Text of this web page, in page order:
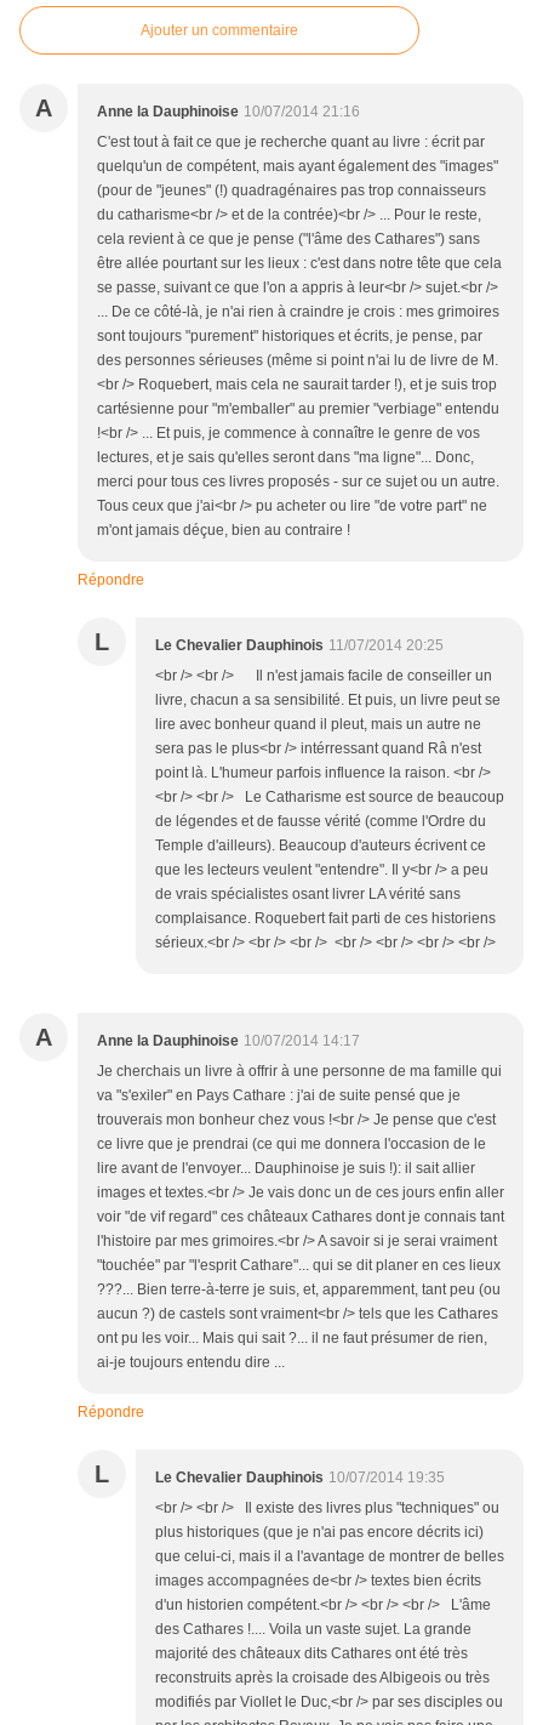
Ajouter un commentaire
A Anne la Dauphinoise 10/07/2014 21:16
C'est tout à fait ce que je recherche quant au livre : écrit par
quelqu'un de compétent, mais ayant également des "images"
(pour de "jeunes" (!) quadragénaires pas trop connaisseurs
du catharisme<br /> et de la contrée)<br /> ... Pour le reste,
cela revient à ce que je pense ("l'âme des Cathares") sans
être allée pourtant sur les lieux : c'est dans notre tête que cela
se passe, suivant ce que l'on a appris à leur<br /> sujet.<br />
... De ce côté-là, je n'ai rien à craindre je crois : mes grimoires
sont toujours "purement" historiques et écrits, je pense, par
des personnes sérieuses (même si point n'ai lu de livre de M.
<br /> Roquebert, mais cela ne saurait tarder !), et je suis trop
cartésienne pour "m'emballer" au premier "verbiage" entendu
!<br /> ... Et puis, je commence à connaître le genre de vos
lectures, et je sais qu'elles seront dans "ma ligne"... Donc,
merci pour tous ces livres proposés - sur ce sujet ou un autre.
Tous ceux que j'ai<br /> pu acheter ou lire "de votre part" ne
m'ont jamais déçue, bien au contraire !
Répondre
L Le Chevalier Dauphinois 11/07/2014 20:25
<br /> <br /> Il n'est jamais facile de conseiller un
livre, chacun a sa sensibilité. Et puis, un livre peut se
lire avec bonheur quand il pleut, mais un autre ne
sera pas le plus<br /> intérressant quand Râ n'est
point là. L'humeur parfois influence la raison. <br />
<br /> <br /> Le Catharisme est source de beaucoup
de légendes et de fausse vérité (comme l'Ordre du
Temple d'ailleurs). Beaucoup d'auteurs écrivent ce
que les lecteurs veulent "entendre". Il y<br /> a peu
de vrais spécialistes osant livrer LA vérité sans
complaisance. Roquebert fait parti de ces historiens
sérieux.<br /> <br /> <br /> <br /> <br /> <br /> <br />
A Anne la Dauphinoise 10/07/2014 14:17
Je cherchais un livre à offrir à une personne de ma famille qui
va "s'exiler" en Pays Cathare : j'ai de suite pensé que je
trouverais mon bonheur chez vous !<br /> Je pense que c'est
ce livre que je prendrai (ce qui me donnera l'occasion de le
lire avant de l'envoyer... Dauphinoise je suis !): il sait allier
images et textes.<br /> Je vais donc un de ces jours enfin aller
voir "de vif regard" ces châteaux Cathares dont je connais tant
l'histoire par mes grimoires.<br /> A savoir si je serai vraiment
"touchée" par "l'esprit Cathare"... qui se dit planer en ces lieux
???... Bien terre-à-terre je suis, et, apparemment, tant peu (ou
aucun ?) de castels sont vraiment<br /> tels que les Cathares
ont pu les voir... Mais qui sait ?... il ne faut présumer de rien,
ai-je toujours entendu dire ...
Répondre
L Le Chevalier Dauphinois 10/07/2014 19:35
<br /> <br /> Il existe des livres plus "techniques" ou
plus historiques (que je n'ai pas encore décrits ici)
que celui-ci, mais il a l'avantage de montrer de belles
images accompagnées de<br /> textes bien écrits
d'un historien compétent.<br /> <br /> <br /> L'âme
des Cathares !.... Voila un vaste sujet. La grande
majorité des châteaux dits Cathares ont été très
reconstruits après la croisade des Albigeois ou très
modifiés par Viollet le Duc,<br /> par ses disciples ou